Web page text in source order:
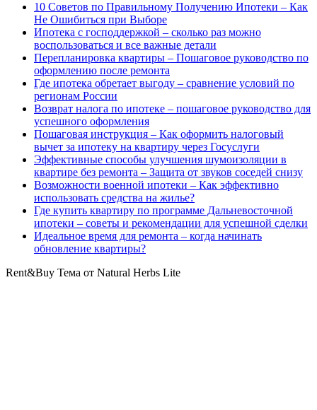
10 Советов по Правильному Получению Ипотеки – Как
Не Ошибиться при Выборе
Ипотека с господдержкой – сколько раз можно
воспользоваться и все важные детали
Перепланировка квартиры – Пошаговое руководство по
оформлению после ремонта
Где ипотека обретает выгоду – сравнение условий по
регионам России
Возврат налога по ипотеке – пошаговое руководство для
успешного оформления
Пошаговая инструкция – Как оформить налоговый
вычет за ипотеку на квартиру через Госуслуги
Эффективные способы улучшения шумоизоляции в
квартире без ремонта – Защита от звуков соседей снизу
Возможности военной ипотеки – Как эффективно
использовать средства на жилье?
Где купить квартиру по программе Дальневосточной
ипотеки – советы и рекомендации для успешной сделки
Идеальное время для ремонта – когда начинать
обновление квартиры?
Rent&Buy Тема от Natural Herbs Lite